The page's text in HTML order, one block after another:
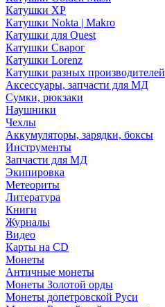
Катушки XP
Катушки Nokta | Makro
Катушки для Quest
Катушки Сварог
Катушки Lorenz
Катушки разных производителей
Аксессуары, запчасти для МД
Сумки, рюкзаки
Наушники
Чехлы
Аккумуляторы, зарядки, боксы
Инструменты
Запчасти для МД
Экипировка
Метеориты
Литература
Книги
Журналы
Видео
Карты на CD
Монеты
Античные монеты
Монеты Золотой орды
Монеты допетровской Руси